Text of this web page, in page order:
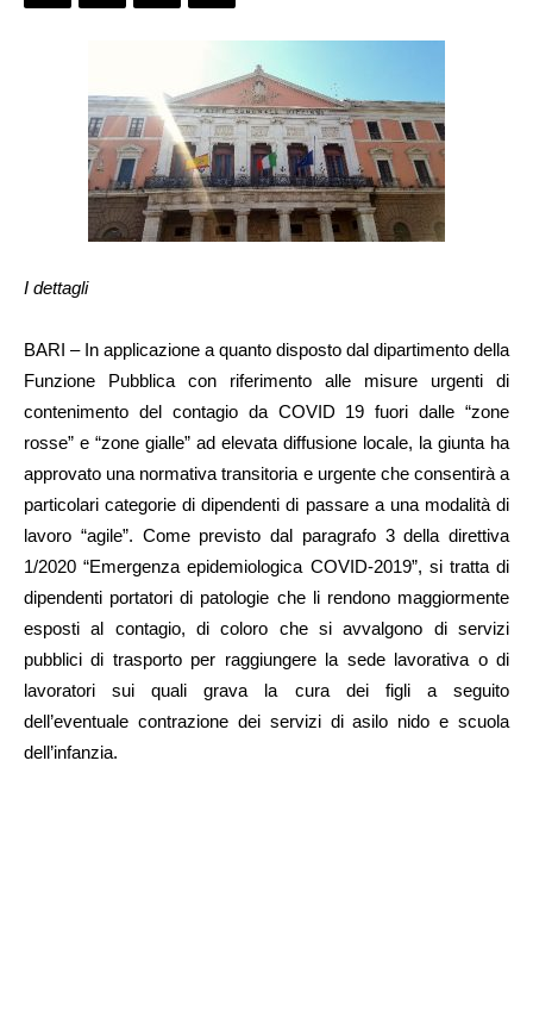
I dettagli
BARI – In applicazione a quanto disposto dal dipartimento della
Funzione Pubblica con riferimento alle misure urgenti di
contenimento del contagio da COVID 19 fuori dalle “zone
rosse” e “zone gialle” ad elevata diffusione locale, la giunta ha
approvato una normativa transitoria e urgente che consentirà a
particolari categorie di dipendenti di passare a una modalità di
lavoro “agile”. Come previsto dal paragrafo 3 della direttiva
1/2020 “Emergenza epidemiologica COVID-2019”, si tratta di
dipendenti portatori di patologie che li rendono maggiormente
esposti al contagio, di coloro che si avvalgono di servizi
pubblici di trasporto per raggiungere la sede lavorativa o di
lavoratori sui quali grava la cura dei figli a seguito
dell’eventuale contrazione dei servizi di asilo nido e scuola
dell’infanzia.